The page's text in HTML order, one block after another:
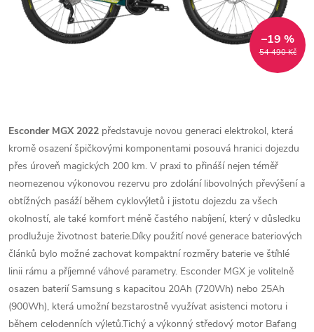
54 490 Kč
–19 %
Esconder MGX 2022 představuje novou generaci elektrokol, která
kromě osazení špičkovými komponentami posouvá hranici dojezdu
přes úroveň magických 200 km. V praxi to přináší nejen téměř
neomezenou výkonovou rezervu pro zdolání libovolných převýšení a
obtížných pasáží během cyklovýletů i jistotu dojezdu za všech
okolností, ale také komfort méně častého nabíjení, který v důsledku
prodlužuje životnost baterie.Díky použití nové generace bateriových
článků bylo možné zachovat kompaktní rozměry baterie ve štíhlé
linii rámu a příjemné váhové parametry. Esconder MGX je volitelně
osazen baterií Samsung s kapacitou 20Ah (720Wh) nebo 25Ah
(900Wh), která umožní bezstarostně využívat asistenci motoru i
během celodenních výletů.Tichý a výkonný středový motor Bafang